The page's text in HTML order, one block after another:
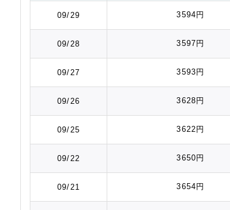
09/29 3594円
09/28 3597円
09/27 3593円
09/26 3628円
09/25 3622円
09/22 3650円
09/21 3654円